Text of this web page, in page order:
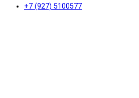
+7 (927) 5100577